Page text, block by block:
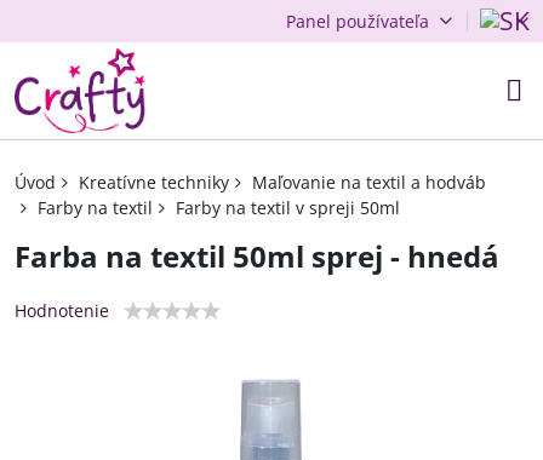
Panel používateľa
Úvod Kreatívne techniky
Maľovanie na textil a hodváb
Farby na textil
Farby na textil v spreji 50ml
Farba na textil 50ml sprej - hnedá
Hodnotenie